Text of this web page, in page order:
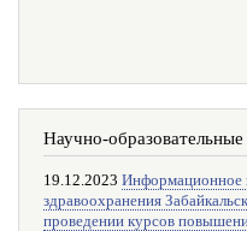
Научно-
19.12.2023 Информационное
здравоохранения
проведении курсов